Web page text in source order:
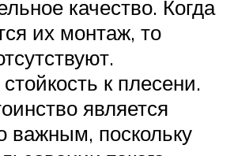
качество. Когда
их монтаж, то
к плесени.
является
важным, поскольку